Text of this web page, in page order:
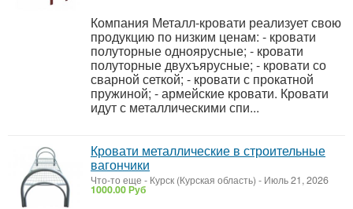
Компания Металл-кровати реализует свою
продукцию по низким ценам: - кровати
полуторные одноярусные; - кровати
полуторные двухъярусные; - кровати со
сварной сеткой; - кровати с прокатной
пружиной; - армейские кровати. Кровати
идут с металлическими спи...
Кровати металлические в строительные
вагончики
Что-то еще - Курск (Курская область) - Июль 21, 2026
1000.00 Руб